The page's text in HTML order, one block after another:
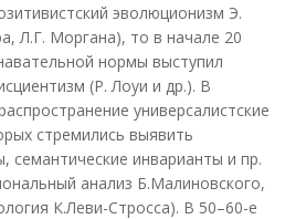
эволюционизм Э.
Л.Г. Моргана), то в начале 20
нормы выступил
(Р. Лоуи и др.). В
универсалистские
стремились выявить
семантические инварианты и пр.
анализ Б.Малиновского,
К.Леви-Стросса). В 50–60-е